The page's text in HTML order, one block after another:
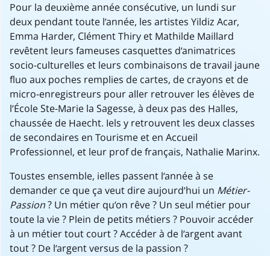
Pour la deuxième année consécutive, un lundi sur
deux pendant toute l’année, les artistes Yildiz Acar,
Emma Harder, Clément Thiry et Mathilde Maillard
revêtent leurs fameuses casquettes d’animatrices
socio-culturelles et leurs combinaisons de travail jaune
fluo aux poches remplies de cartes, de crayons et de
micro-enregistreurs pour aller retrouver les élèves de
l’École Ste-Marie la Sagesse, à deux pas des Halles,
chaussée de Haecht. Iels y retrouvent les deux classes
de secondaires en Tourisme et en Accueil
Professionnel, et leur prof de français, Nathalie Marinx.
Toustes ensemble, ielles passent l’année à se
demander ce que ça veut dire aujourd’hui un Métier-
Passion? Un métier qu’on rêve ? Un seul métier pour
toute la vie ? Plein de petits métiers ? Pouvoir accéder
à un métier tout court ? Accéder à de l’argent avant
tout ? De l’argent versus de la passion ?